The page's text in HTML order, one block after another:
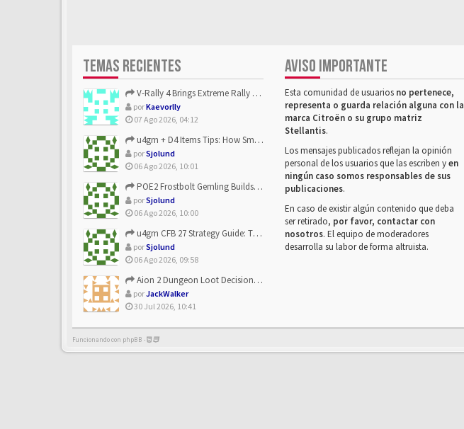
TEMAS RECIENTES
V-Rally 4 Brings Extreme Rally Racing With Challenging Track...
porKaevorlly
07 Ago 2026, 04:12
u4gm + D4 Items Tips: How Smart Players Optimize Gear, Build...
porSjolund
06 Ago 2026, 10:01
POE2 Frostbolt Gemling Builds Get Stronger With u4gm’s Ice C...
porSjolund
06 Ago 2026, 10:00
u4gm CFB 27 Strategy Guide: The Toxic Offensive Scheme Your ...
porSjolund
06 Ago 2026, 09:58
Aion 2 Dungeon Loot Decisions: Smarter Runs With U4N
porJackWalker
30 Jul 2026, 10:41
AVISO IMPORTANTE
Esta comunidad de usuarios no pertenece,
representa o guarda relación alguna con la
marca Citroën o su grupo matriz
Stellantis.
Los mensajes publicados reflejan la opinión
personal de los usuarios que las escriben yen
ningún caso somos responsables de sus
publicaciones.
En caso de existir algún contenido que deba
ser retirado, por favor, contactar con
nosotros. El equipo de moderadores
desarrolla su labor de forma altruista.
Funcionando con phpBB -